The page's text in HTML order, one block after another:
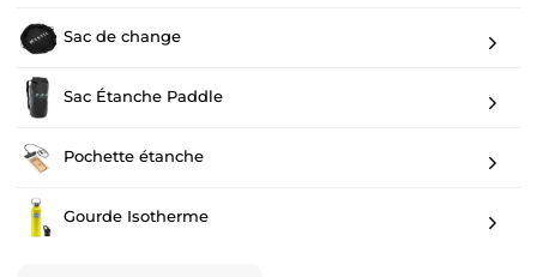
Sac de change
Sac Étanche Paddle
Pochette étanche
Gourde Isotherme